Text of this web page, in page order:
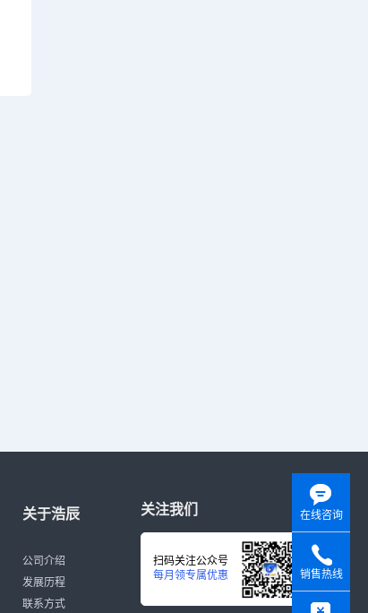
关于浩辰
公司介绍
发展历程
联系方式
关注我们
扫码关注公众号
每月领专属优惠
在线咨询
销售热线